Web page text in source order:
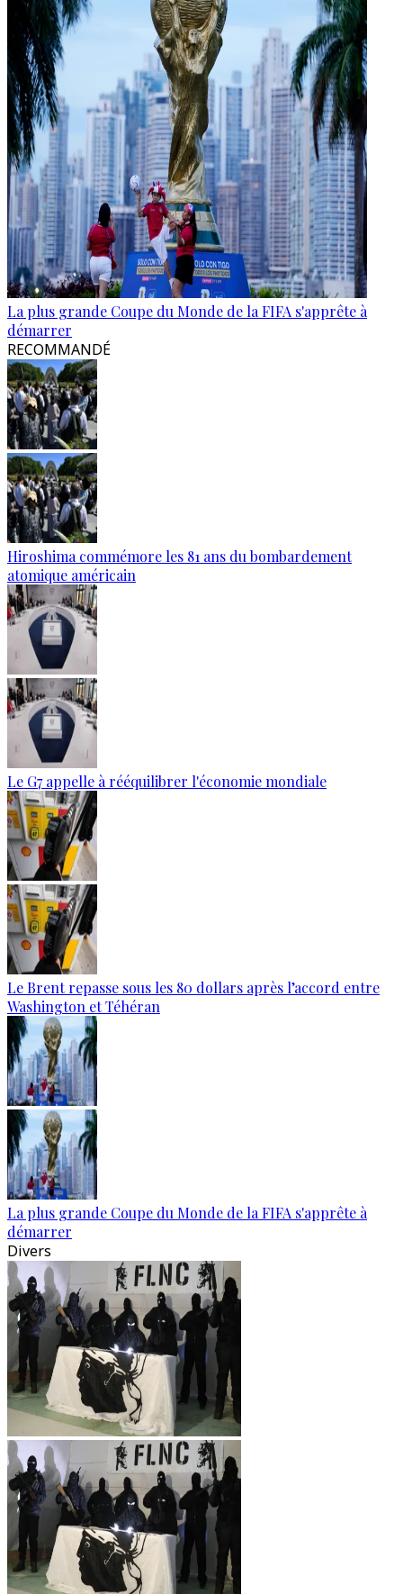
La plus grande Coupe du Monde de la FIFA s'apprête à
démarrer
RECOMMANDÉ
Hiroshima commémore les 81 ans du bombardement
atomique américain
Le G7 appelle à rééquilibrer l'économie mondiale
Le Brent repasse sous les 80 dollars après l’accord entre
Washington et Téhéran
La plus grande Coupe du Monde de la FIFA s'apprête à
démarrer
Divers